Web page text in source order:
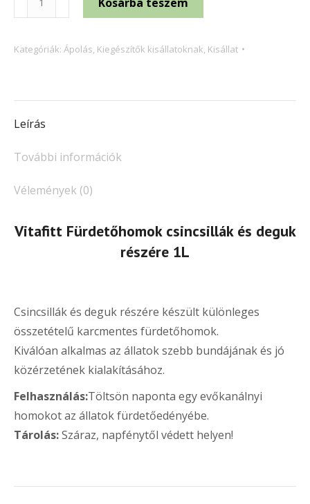
Fürdetőhomok
és
mennyiség
Kategóriák: Ápolás Kiegészítők kisállatoknak Kisállat
Leírás
További információk
Vélemények (0)
Vitafitt Fürdetőhomok csincsillák és deguk
részére 1L
Csincsillák és deguk részére készült különleges
összetételű karcmentes fürdetőhomok.
Kiválóan alkalmas az állatok szebb bundájának és jó
közérzetének kialakításához.
Felhasználás:Töltsön naponta egy evőkanálnyi
homokot az állatok fürdetőedényébe.
Tárolás:Száraz, napfénytől védett helyen!